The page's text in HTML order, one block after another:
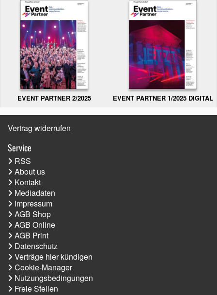
EVENT PARTNER 2/2025 EVENT PARTNER 1/2025 DIGITAL
Vertrag widerrufen
Service
RSS
About us
Kontakt
Mediadaten
Impressum
AGB Shop
AGB Online
AGB Print
Datenschutz
Verträge hier kündigen
Cookie-Manager
Nutzungsbedingungen
Freie Stellen